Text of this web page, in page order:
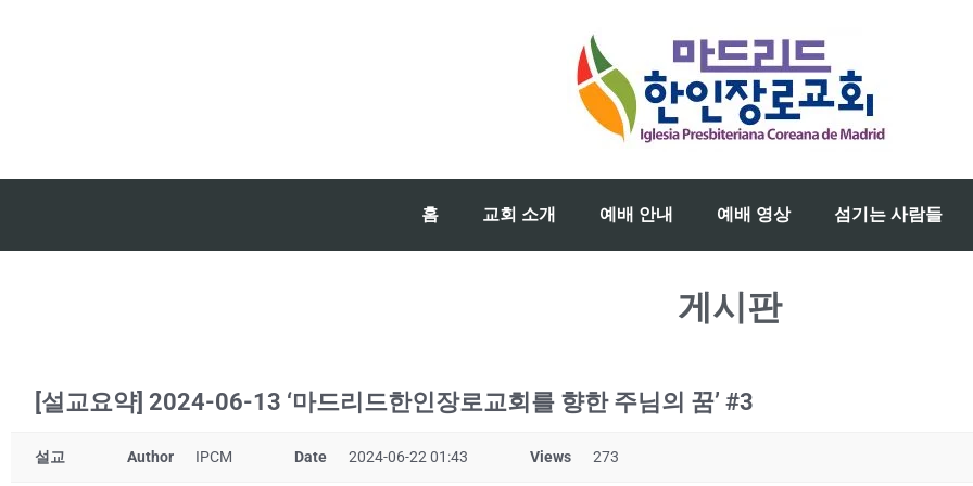
홈 교회 소개 예배 안내 예배 영상 섬기는 사람들
게시판
[설교요약] 2024-06-13 ‘마드리드한인장로교회를 향한 주님의 꿈’ #3
설교 Author IPCM Date 2024-06-22 01:43 Views 273